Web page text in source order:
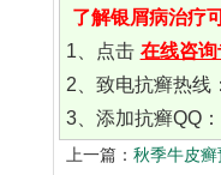
了解银屑病治疗
1、点击 在线咨询
2、致电抗癣热线：
3、添加抗癣QQ：
上一篇： 秋季牛皮